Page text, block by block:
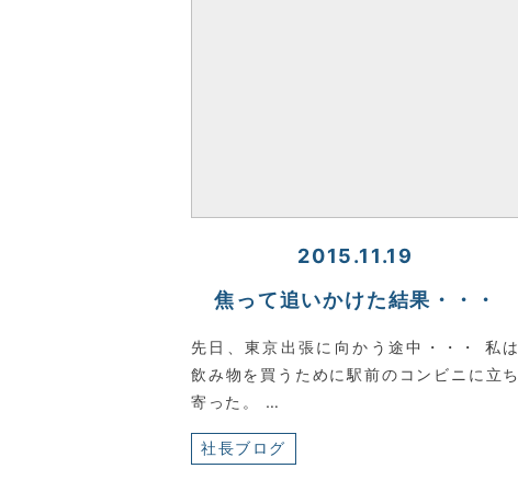
2015.11.19
焦って追いかけた結果・・・
先日、東京出張に向かう途中・・・ 私は
飲み物を買うために駅前のコンビニに立ち
寄った。 …
社長ブログ